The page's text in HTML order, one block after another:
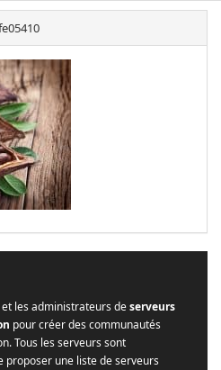
les administrateurs deserveurs
pour créer des communautés
Tous les serveurs sont
une liste de serveurs